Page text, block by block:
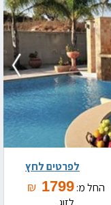
החל מ:1799
₪
לפרטים לחץ